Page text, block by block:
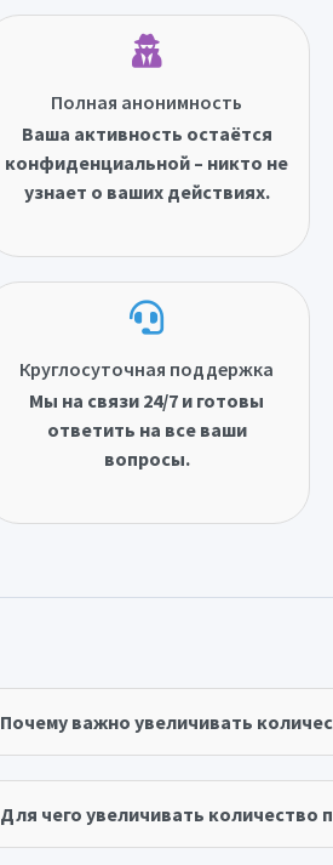
Полная анонимность
Ваша активность остаётся
конфиденциальной – никто не
узнает о ваших действиях.
Круглосуточная поддержка
Мы на связи 24/7 и готовы
ответить на все ваши
вопросы.
Почему важно увеличивать
Для чего увеличивать количество